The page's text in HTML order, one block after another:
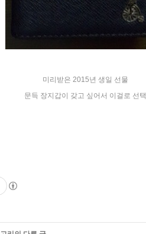
미리받은 2015년 생일 선물
문득 장지갑이 갖고 싶어서 이걸로 선택